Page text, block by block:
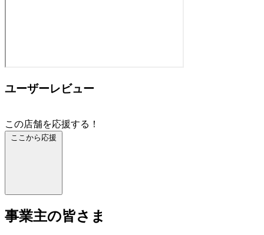
ユーザーレビュー
この店舗を応援する！
ここから応援
事業主の皆さま